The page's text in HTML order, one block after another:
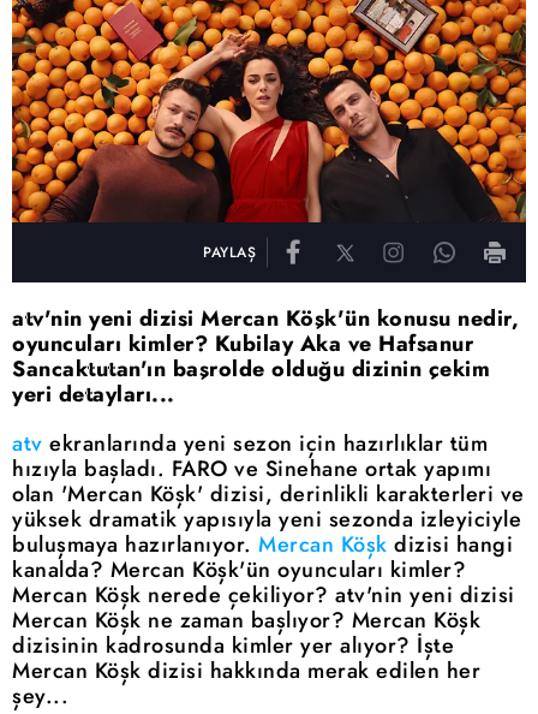
PAYLAŞ
atv'nin yeni dizisi Mercan Köşk'ün konusu nedir,
oyuncuları kimler? Kubilay Aka ve Hafsanur
Sancaktutan'ın başrolde olduğu dizinin çekim
yeri detayları...
atv ekranlarında yeni sezon için hazırlıklar tüm
hızıyla başladı. FARO ve Sinehane ortak yapımı
olan 'Mercan Köşk' dizisi, derinlikli karakterleri ve
yüksek dramatik yapısıyla yeni sezonda izleyiciyle
buluşmaya hazırlanıyor. Mercan Köşk dizisi hangi
kanalda? Mercan Köşk'ün oyuncuları kimler?
Mercan Köşk nerede çekiliyor? atv'nin yeni dizisi
Mercan Köşk ne zaman başlıyor? Mercan Köşk
dizisinin kadrosunda kimler yer alıyor? İşte
Mercan Köşk dizisi hakkında merak edilen her
şey...